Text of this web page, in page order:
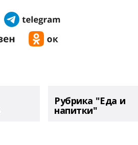
Рубрика "Еда и
напитки"